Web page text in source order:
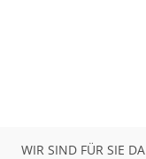
WIR SIND FÜR SIE DA